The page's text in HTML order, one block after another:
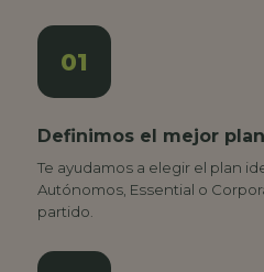
01
Definimos el mejor
Te ayudamos a elegir el plan
Autónomos, Essential o
partido.